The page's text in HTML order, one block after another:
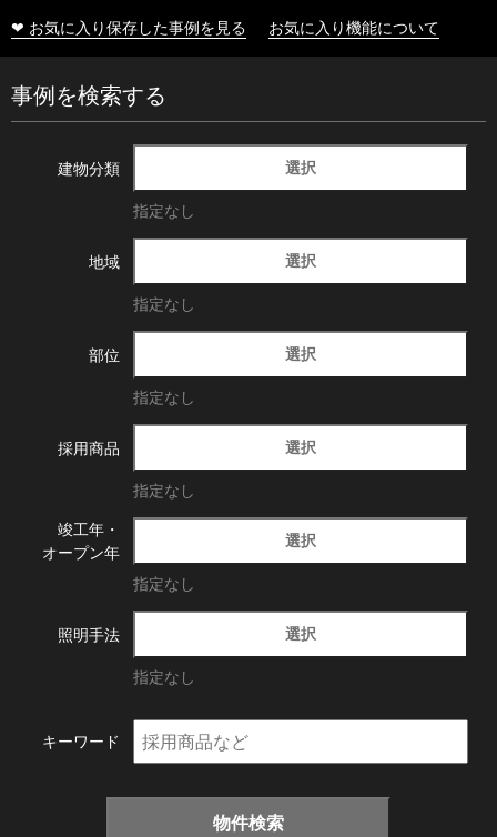
❤ お気に入り保存した事例を見る お気に入り機能について
事例を検索する
建物分類 選択
指定なし
地域 選択
指定なし
部位 選択
指定なし
採用商品 選択
指定なし
竣工年・
オープン年
選択
指定なし
照明手法 選択
指定なし
キーワード
物件検索